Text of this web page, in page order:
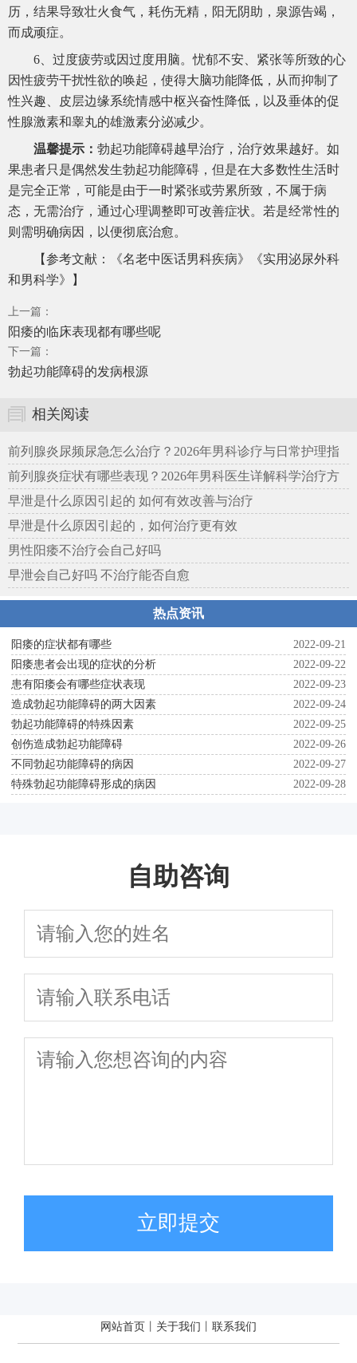
历，结果导致壮火食气，耗伤无精，阳无阴助，泉源告竭，
而成顽症。
6、过度疲劳或因过度用脑。忧郁不安、紧张等所致的心
因性疲劳干扰性欲的唤起，使得大脑功能降低，从而抑制了
性兴趣、皮层边缘系统情感中枢兴奋性降低，以及垂体的促
性腺激素和睾丸的雄激素分泌减少。
温馨提示： 勃起功能障碍越早治疗，治疗效果越好。如
果患者只是偶然发生勃起功能障碍，但是在大多数性生活时
是完全正常，可能是由于一时紧张或劳累所致，不属于病
态，无需治疗，通过心理调整即可改善症状。若是经常性的
则需明确病因，以便彻底治愈。
【参考文献：《名老中医话男科疾病》《实用泌尿外科
和男科学》】
上一篇：
阳痿的临床表现都有哪些呢
下一篇：
勃起功能障碍的发病根源
相关阅读
前列腺炎尿频尿急怎么治疗？2026年男科诊疗与日常护理指
南
前列腺炎症状有哪些表现？2026年男科医生详解科学治疗方
案
早泄是什么原因引起的 如何有效改善与治疗
早泄是什么原因引起的，如何治疗更有效
男性阳痿不治疗会自己好吗
早泄会自己好吗 不治疗能否自愈
热点资讯
阳痿的症状都有哪些
2022-09-21
阳痿患者会出现的症状的分析
2022-09-22
患有阳痿会有哪些症状表现
2022-09-23
造成勃起功能障碍的两大因素
2022-09-24
勃起功能障碍的特殊因素
2022-09-25
创伤造成勃起功能障碍
2022-09-26
不同勃起功能障碍的病因
2022-09-27
特殊勃起功能障碍形成的病因
2022-09-28
自助咨询
立即提交
网站首页 关于我们 联系我们